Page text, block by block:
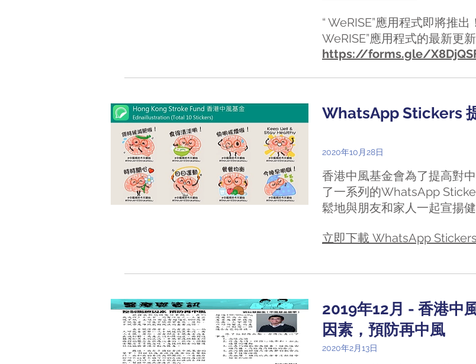
“ WeRISE”應用程式即將推
WeRISE”應用程式的最新更新
https://forms.gle/
2020年10月28日
WhatsApp Stickers
香港中風基金會為了提高對
了一系列的WhatsApp
鬆地與朋友和家人一起宣揚
立即下載 WhatsApp Stickers
2020年2月13日
2019年12月 - 香港中
因素，預防再中風